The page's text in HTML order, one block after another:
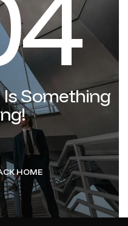
Is Something
HOME